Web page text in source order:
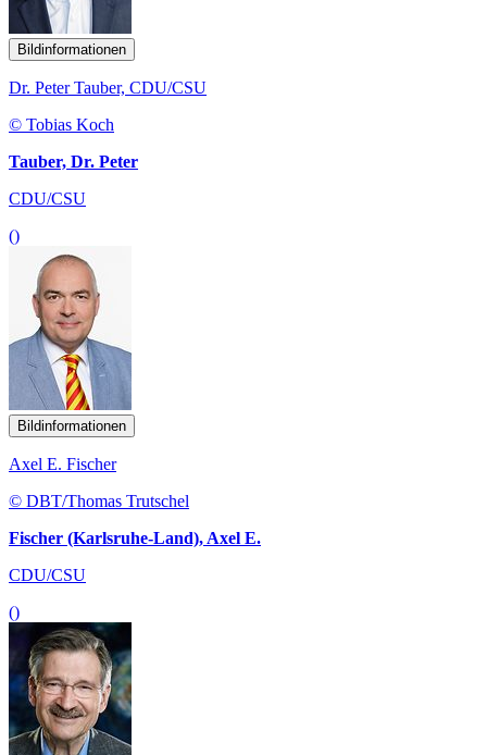
Bildinformationen
Dr. Peter Tauber, CDU/CSU
© Tobias Koch
Tauber, Dr. Peter
CDU/CSU
()
Bildinformationen
Axel E. Fischer
© DBT/Thomas Trutschel
Fischer (Karlsruhe-Land), Axel E.
CDU/CSU
()